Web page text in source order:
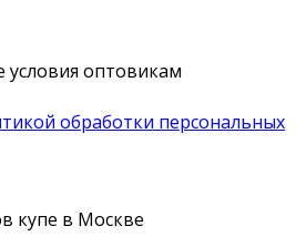
условия оптовикам
обработки персональных
купе в Москве